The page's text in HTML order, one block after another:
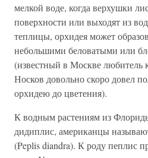
мелкой воде, когда верхушки
поверхности или выходят из
теплицы, орхидея может
небольшими беловатыми или
(известный в Москве любитель
Носков довольно скоро довел
орхидею до цветения).
К водным растениям из
дидиплис, американцы
(Peplis diandra). К роду пеплис